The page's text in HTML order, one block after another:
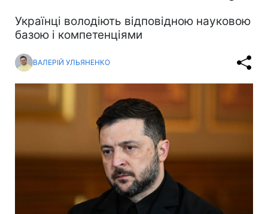
Українці володіють відповідною науковою
базою і компетенціями
ВАЛЕРІЙ УЛЬЯНЕНКО